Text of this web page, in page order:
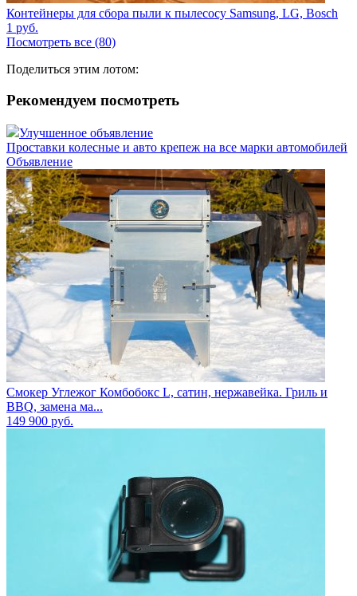
Контейнеры для сбора пыли к пылесосу Samsung, LG, Bosch
1 руб.
Посмотреть все (80)
Поделиться этим лотом:
Рекомендуем посмотреть
Улучшенное объявление
Проставки колесные и авто крепеж на все марки автомобилей
Объявление
Смокер Углежог Комбобокс L, сатин, нержавейка. Гриль и
BBQ, замена ма...
149 900 руб.